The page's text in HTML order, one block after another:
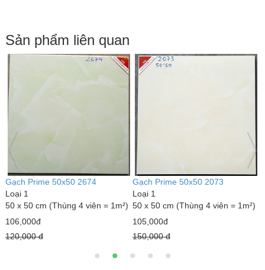
Sản phẩm liên quan
Gạch Prime 50x50 2071
Loại 1
50 x 50 cm (Thùng 4 viên = 1m²)
105,000đ
150,000 đ
Gạch Prime 50x50 1251
Loại 1
50 x 50 cm (Thùng 4 viên = 1m²)
106,000đ
150,000 đ